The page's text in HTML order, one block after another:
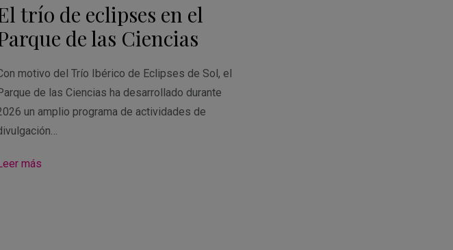
trío de eclipses en el
de las Ciencias
motivo del Trío Ibérico de Eclipses de Sol, el
de las Ciencias ha desarrollado durante
un amplio programa de actividades de
más